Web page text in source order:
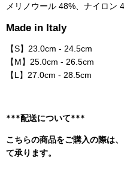
メリノウール 48%、ナイロン
Made in Italy
【S】23.0cm - 24.5cm
【M】25.0cm - 26.5cm
【L】27.0cm - 28.5cm
***配送について***
こちらの商品をご購入の際は
て承ります。